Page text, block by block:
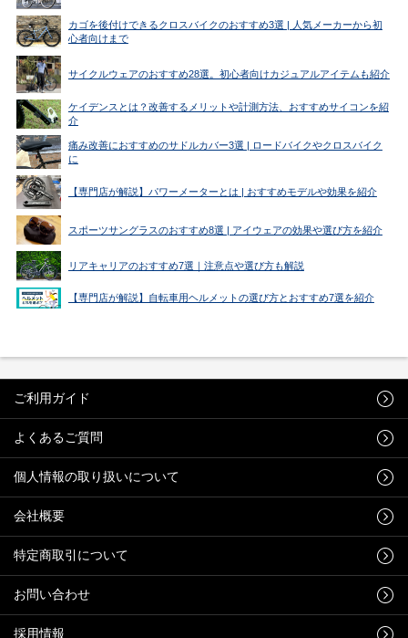
カゴを後付けできるクロスバイクのおすすめ3選 | 人気メーカーから初
心者向けまで
サイクルウェアのおすすめ28選。初心者向けカジュアルアイテムも紹介
ケイデンスとは？改善するメリットや計測方法、おすすめサイコンを紹
介
痛み改善におすすめのサドルカバー3選 | ロードバイクやクロスバイク
に
【専門店が解説】パワーメーターとは | おすすめモデルや効果を紹介
スポーツサングラスのおすすめ8選 | アイウェアの効果や選び方を紹介
リアキャリアのおすすめ7選｜注意点や選び方も解説
【専門店が解説】自転車用ヘルメットの選び方とおすすめ7選を紹介
ご利用ガイド
よくあるご質問
個人情報の取り扱いについて
会社概要
特定商取引について
お問い合わせ
採用情報